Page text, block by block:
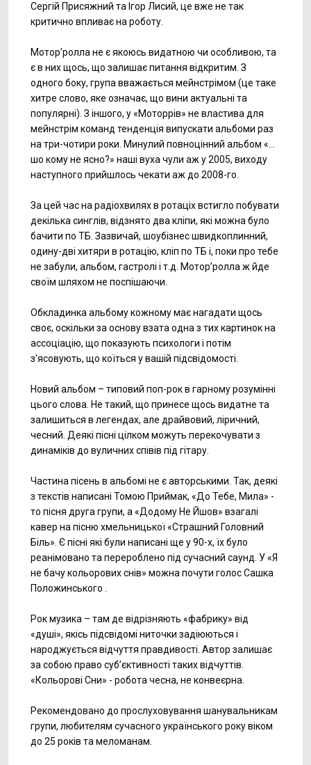
Сергій Присяжний та Ігор Лисий, це вже не так
критично впливає на роботу.
Мотор’ролла не є якоюсь видатною чи особливою, та
є в них щось, що залишає питання відкритим. З
одного боку, група вважається мейнстрімом (це таке
хитре слово, яке означає, що вини актуальні та
популярні). З іншого, у «Моторрів» не властива для
мейнстрім команд тенденція випускати альбоми раз
на три-чотири роки. Минулий повноцінний альбом «…
шо кому не ясно?» наші вуха чули аж у 2005, виходу
наступного прийшлось чекати аж до 2008-го.
За цей час на радіохвилях в ротаціх встигло побувати
декілька синглів, відзнято два кліпи, які можна було
бачити по ТБ. Зазвичай, шоубізнес швидкоплинний,
одину-дві хитяри в ротацію, кліп по ТБ і, поки про тебе
не забули, альбом, гастролі і т.д. Мотор’ролла ж йде
своїм шляхом не поспішаючи.
Обкладинка альбому кожному має нагадати щось
своє, оскільки за основу взата одна з тих картинок на
ассоціацію, що показують психологи і потім
з'ясовують, що коїться у вашій підсвідомості.
Новий альбом – типовий поп-рок в гарному розумінні
цього слова. Не такий, що принесе щось видатне та
залишиться в легендах, але драйвовий, ліричний,
чесний. Деякі пісні цілком можуть перекочувати з
динаміків до вуличних співів під гітару.
Частина пісень в альбомі не є авторськими. Так, деякі
з текстів написані Томою Приймак, «До Тебе, Мила» -
то пісня друга групи, а «Додому Не Йшов» взагалі
кавер на пісню хмельницької «Страшний Головний
Біль». Є пісні які були написані ще у 90-х, їх було
реанімовано та перероблено під сучасний саунд. У «Я
не бачу кольорових снів» можна почути голос Сашка
Положинського .
Рок музика – там де відрізняють «фабрику» від
«душі», якісь підсвідомі ниточки задіюються і
народжується відчуття правдивості. Автор залишає
за собою право суб’єктивності таких відчуттів.
«Кольорові Сни» - робота чесна, не конвеєрна.
Рекомендовано до прослуховування шанувальникам
групи, любителям сучасного українського року віком
до 25 років та меломанам.